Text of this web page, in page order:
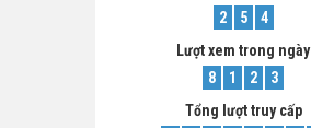
2
5
4
Lượt xem trong ngày
8
1 2
3
Tổng lượt truy cấp